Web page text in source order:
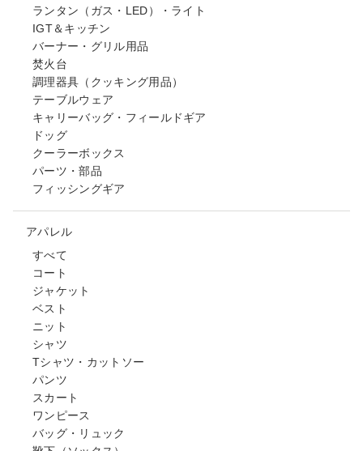
ランタン（ガス・LED）・ライト
IGT＆キッチン
バーナー・グリル用品
焚火台
調理器具（クッキング用品）
テーブルウェア
キャリーバッグ・フィールドギア
ドッグ
クーラーボックス
パーツ・部品
フィッシングギア
アパレル
すべて
コート
ジャケット
ベスト
ニット
シャツ
Tシャツ・カットソー
パンツ
スカート
ワンピース
バッグ・リュック